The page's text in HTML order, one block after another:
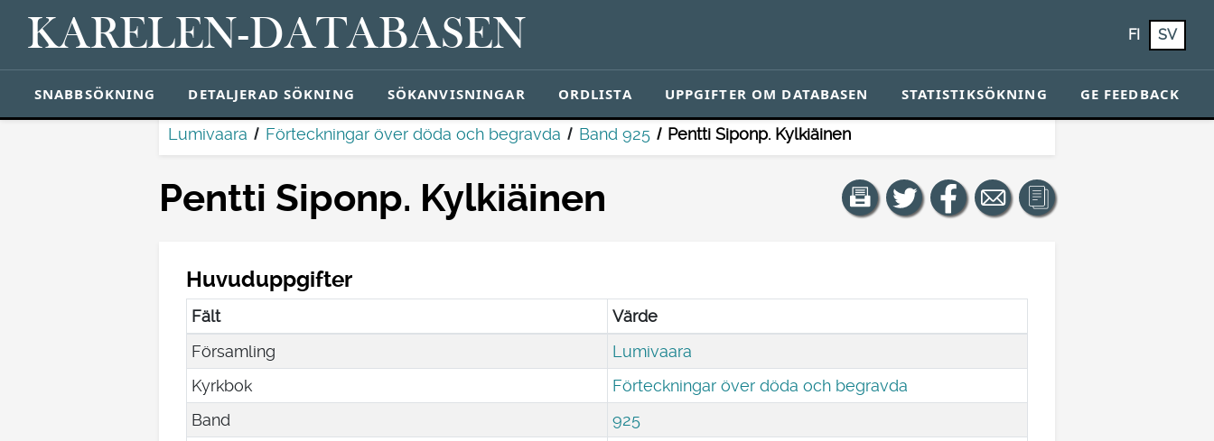
KARELEN-DATABASEN FI SV
SNABBSÖKNING DETALJERAD SÖKNING SÖKANVISNINGAR ORDLISTA UPPGIFTER OM DATABASEN STATISTIKSÖKNING GE FEEDBACK
Lumivaara Förteckningar över döda och begravda Band 925 Pentti Siponp. Kylkiäinen
Pentti Siponp. Kylkiäinen
Huvuduppgifter
Fält
Värde
Församling
Lumivaara
Kyrkbok
Förteckningar över döda och begravda
Band
925